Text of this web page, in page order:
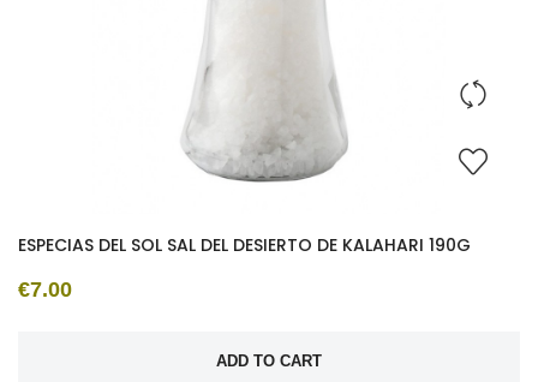
ESPECIAS DEL SOL SAL DEL DESIERTO DE KALAHARI 190G
€7.00
ADD TO CART